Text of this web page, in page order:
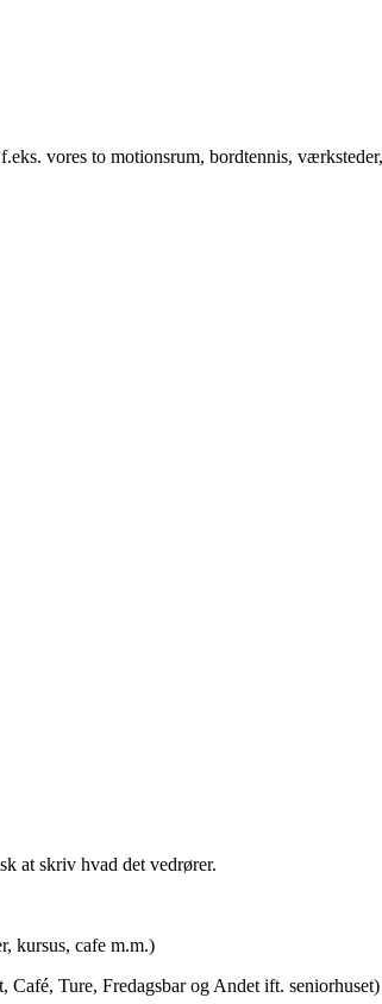
vores to motionsrum, bordtennis,
at skriv hvad det vedrører.
kursus, cafe m.m.)
Ture, Fredagsbar og Andet ift.